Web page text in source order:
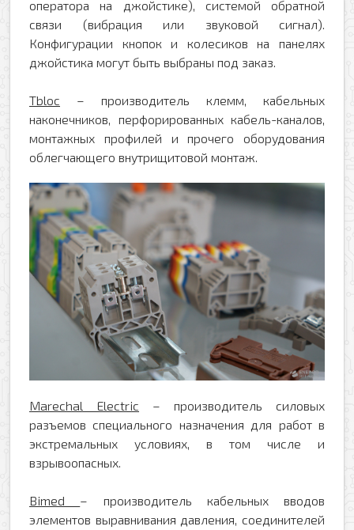
оператора на джойстике), системой обратной
связи (вибрация или звуковой сигнал).
Конфигурации кнопок и колесиков на панелях
джойстика могут быть выбраны под заказ.
Tbloc – производитель клемм, кабельных
наконечников, перфорированных кабель-каналов,
монтажных профилей и прочего оборудования
облегчающего внутрищитовой монтаж.
Marechal Electric – производитель силовых
разъемов специального назначения для работ в
экстремальных условиях, в том числе и
взрывоопасных.
Bimed – производитель кабельных вводов
элементов выравнивания давления, соединителей
Ваш телефон
Я даю свое согласие на обработку моих
персональных данных в соответствии с
Политикой обработки персональных данных
* — поля, обязательные для заполнения
Перезвоните мне
Ваш e-mail
Прикрепить файл
Добавить файл
Комментарий к заказу
Согласен(-на) на получение рассылки
Я даю свое согласие на обработку моих
персональных данных в соответствии с
Политикой обработки персональных данных*
Отправить